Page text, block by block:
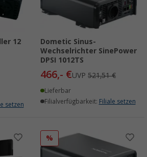
12
setzen
Dometic Sinus-
Wechselrichter SinePower
DPSI 1012TS
466,- €UVP 521,51 €
Lieferbar
Filialverfügbarkeit: Filiale setzen
%